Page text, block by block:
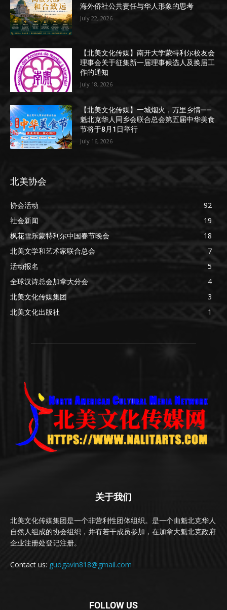
海外侨社公共责任与华人形象的思考
July 22, 2026
【北美文化传媒】南开大学蒙特利尔校友会
理事会关于征集新一届理事候选人及换届工
作的通知
July 18, 2026
【北美文化传媒】一城烟火，万里乡情——
魁北克华人同乡会联合总会第五届中华美食
节将于8月1日举行
July 16, 2026
北美协会
协会活动
92
社会新闻
19
枫花雪乐蒙特利尔中国春节晚会
18
北美文学和艺术家联合总会
7
活动报名
5
全球汉诗总会加拿大分会
4
北美文化传媒集团
3
北美文化出版社
1
关于我们
北美文化传媒集团是一个非营利性团体组织。是一个由魁北克华人
自然人组成的协会组织，并有若干成员参加，在加拿大魁北克政府
企业注册处登记注册。
Contact us: guogavin818@gmail.com
FOLLOW US